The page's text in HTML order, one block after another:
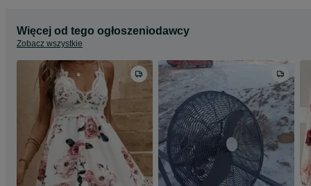
Więcej od tego ogłoszeniodawcy
Zobacz wszystkie